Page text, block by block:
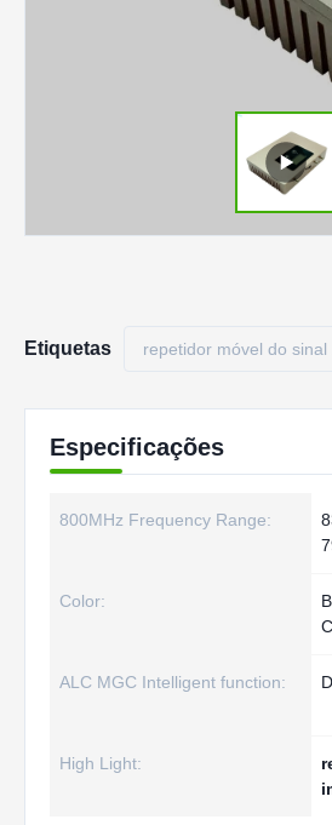
Etiquetas repetidor móvel do sinal
Especificações
800MHz Frequency Range:
Color:
ALC MGC Intelligent function:
High Light: